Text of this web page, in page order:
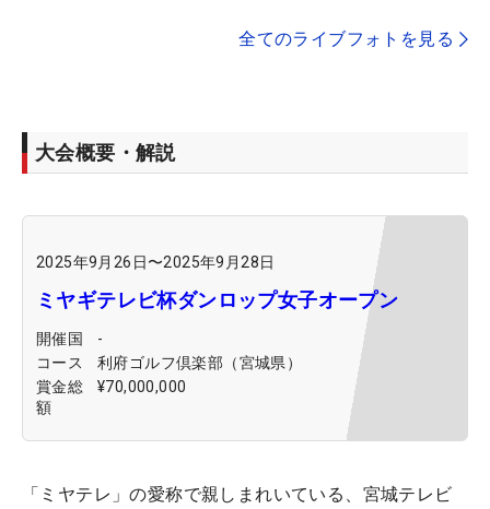
全てのライブフォトを見る
大会概要・解説
2025年9月26日〜2025年9月28日
ミヤギテレビ杯ダンロップ女子オープン
開催国
-
コース
利府ゴルフ倶楽部（宮城県）
賞金総
額
¥70,000,000
「ミヤテレ」の愛称で親しまれいている、宮城テレビ